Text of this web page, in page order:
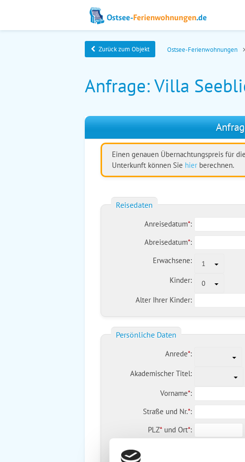
Zurück zum Objekt Ostsee-Ferienwohnungen
Anfrage: Villa
Einen genauen Übernachtungspreis für
Unterkunft können Sie hier berechnen.
Reisedaten
Anreisedatum*:
Abreisedatum*:
Erwachsene:
1
Kinder: 0
Alter Ihrer Kinder:
Persönliche Daten
Anrede*:
Akademischer Titel:
Vorname*:
Straße und Nr.*:
PLZ* und Ort*: